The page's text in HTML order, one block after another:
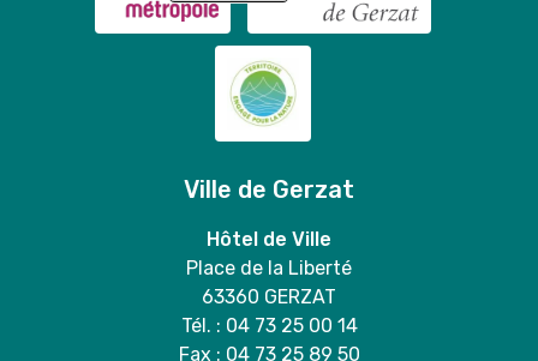
Ville de Gerzat
Hôtel de Ville
Place de la Liberté
63360 GERZAT
Tél. : 04 73 25 00 14
Fax : 04 73 25 89 50